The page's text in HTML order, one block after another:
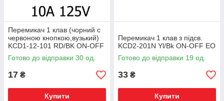
Перемикач 1 клав (чорний с
червоною кнопкою,вузький)
KCD1-12-101 RD/BK ON-OFF
ЕО
Готово до відправки 30 од.
17 ₴
Купити
Перемикач 1 клав з підсв.
KCD2-201N Yl/Bk ON-OFF ЕО
Готово до відправки 19 од.
33 ₴
Купити